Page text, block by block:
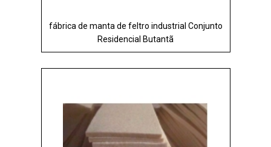
fábrica de manta de feltro industrial Conjunto
Residencial Butantã